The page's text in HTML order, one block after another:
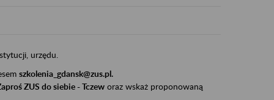
urzędu.
szkolenia_gdansk@zus.pl.
ZUS do siebie - Tczeworaz wskaż proponowaną